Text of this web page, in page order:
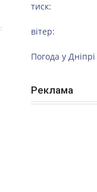
тиск:
вітер:
Погода у Дніпрі
Реклама